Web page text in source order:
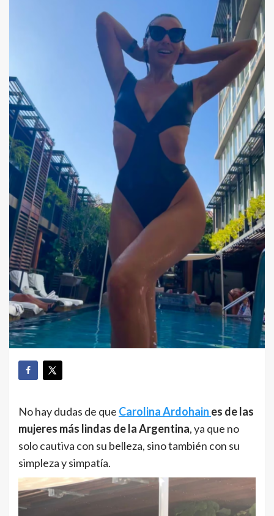
No hay dudas de que Carolina Ardohain es de las
mujeres más lindas de la Argentina, ya que no
solo cautiva con su belleza, sino también con su
simpleza y simpatía.